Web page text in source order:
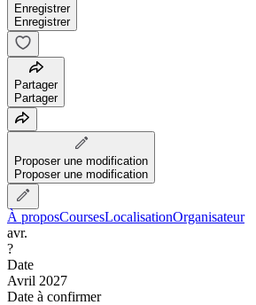
Enregistrer
Enregistrer
Partager
Partager
Proposer une modification
Proposer une modification
À proposCoursesLocalisationOrganisateur
avr.
?
Date
Avril 2027
Date à confirmer